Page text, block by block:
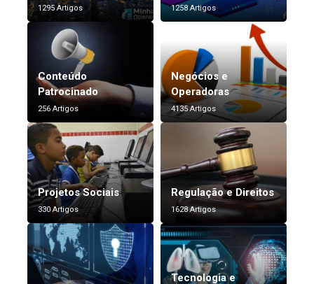
1295 Artigos 1258 Artigos
Conteúdo
Patrocinado
256 Artigos
Negócios e
Operadoras
4135 Artigos
Projetos Sociais
330 Artigos
Regulação e Direitos
1628 Artigos
Tecnologia e